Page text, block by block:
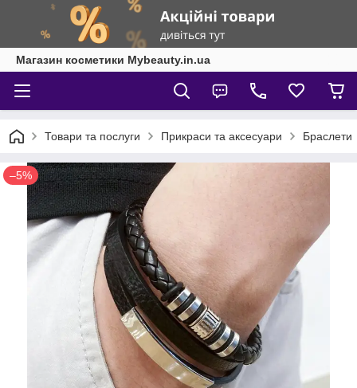
Магазин косметики Mybeauty.in.ua
Товари та послуги Прикраси та аксесуари Браслети
–5%